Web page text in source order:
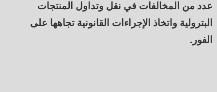
عدد من المخالفات في نقل وتداول المنتجات
البترولية واتخاذ الإجراءات القانونية تجاهها على
الفور.